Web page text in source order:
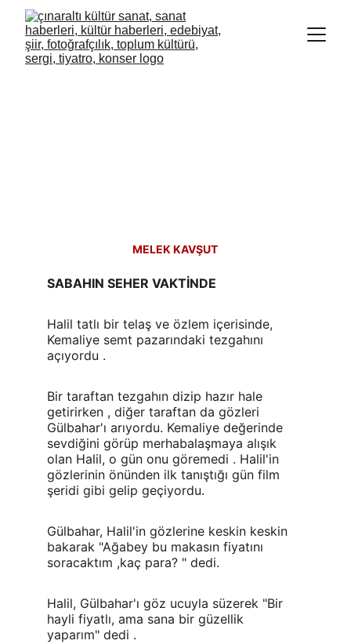
MELEK KAVŞUT
SABAHIN SEHER VAKTİNDE
Halil tatlı bir telaş ve özlem içerisinde,
Kemaliye semt pazarındaki tezgahını
açıyordu .
Bir taraftan tezgahın dizip hazır hale
getirirken , diğer taraftan da gözleri
Gülbahar'ı arıyordu. Kemaliye değerinde
sevdiğini görüp merhabalaşmaya alışık
olan Halil, o gün onu göremedi . Halil'in
gözlerinin önünden ilk tanıştığı gün film
şeridi gibi gelip geçiyordu.
Gülbahar, Halil'in gözlerine keskin keskin
bakarak "Ağabey bu makasın fiyatını
soracaktım ,kaç para? " dedi.
Halil, Gülbahar'ı göz ucuyla süzerek "Bir
hayli fiyatlı, ama sana bir güzellik
yaparım" dedi .